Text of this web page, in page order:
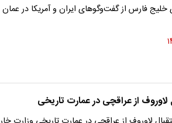
فارس از گفت‌وگوهای ایران و آمریکا در عمان
لاوروف از عراقچی در عمارت تاریخی